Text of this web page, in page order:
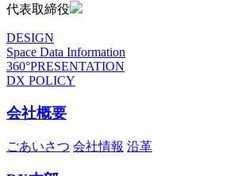
代表取締役
DESIGN
Space Data Information
360°PRESENTATION
DX POLICY
会社概要
ごあいさつ 会社情報 沿革